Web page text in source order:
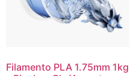
Filamento PLA 1.75mm 1kg